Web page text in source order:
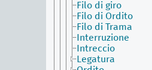
Filo di giro
Filo di Ordito
Filo di Trama
Interruzione
Intreccio
Legatura